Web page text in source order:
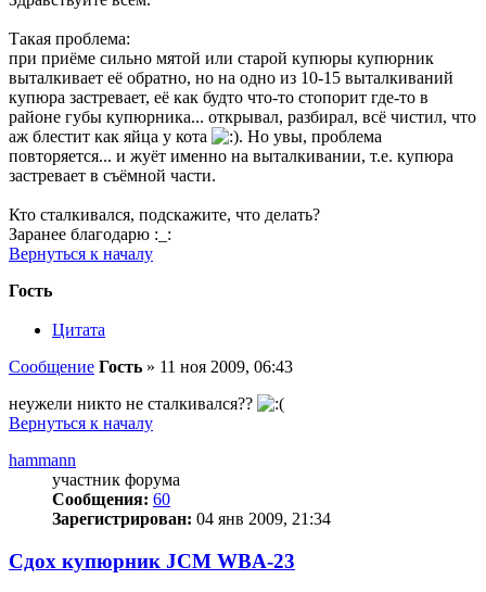
Такая проблема:
при приёме сильно мятой или старой купюры купюрник
выталкивает её обратно, но на одно из 10-15 выталкиваний
купюра застревает, её как будто что-то стопорит где-то в
районе губы купюрника... открывал, разбирал, всё чистил, что
аж блестит как яйца у кота
. Но увы, проблема
повторяется... и жуёт именно на выталкивании, т.е. купюра
застревает в съёмной части.
Кто сталкивался, подскажите, что делать?
Заранее благодарю :_:
Вернуться к началу
Гость
Цитата
Сообщение Гость » 11 ноя 2009, 06:43
неужели никто не сталкивался??
Вернуться к началу
hammann
участник форума
Сообщения: 60
Зарегистрирован: 04 янв 2009, 21:34
Сдох купюрник JCM WBA-23